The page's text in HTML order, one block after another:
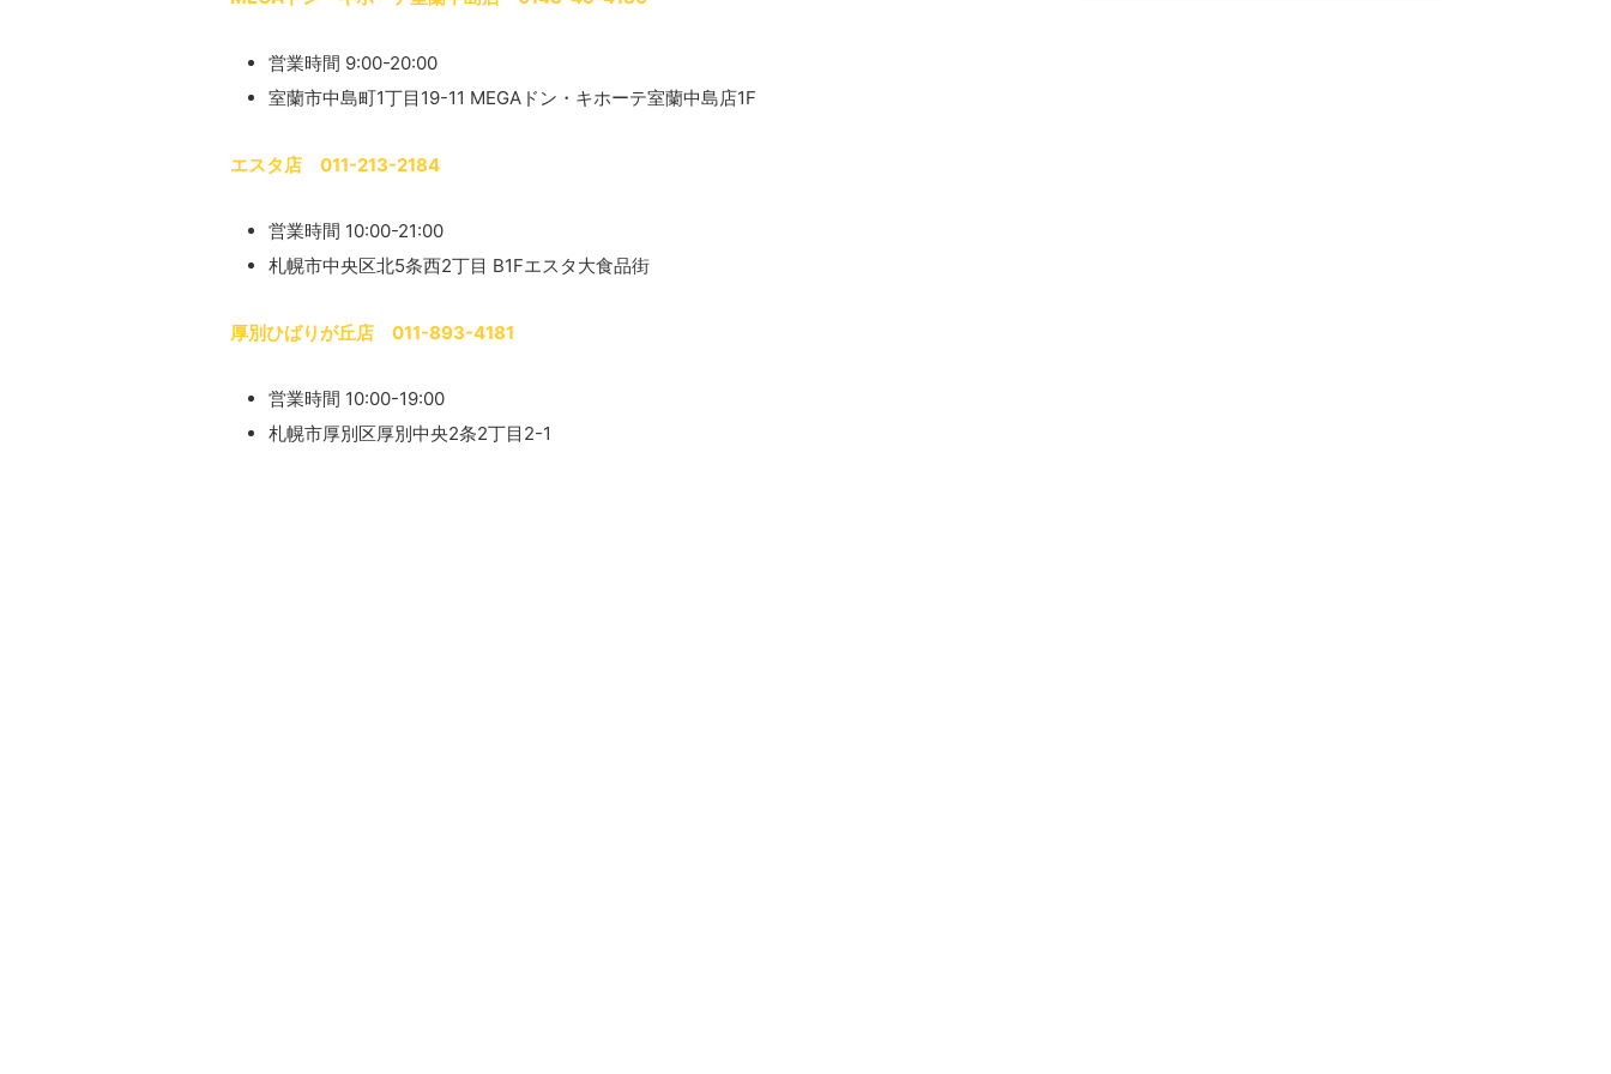
営業時間 9:00-20:00
室蘭市中島町1丁目19-11 MEGAドン・キホーテ室蘭中島店1F
エスタ店 011-213-2184
営業時間 10:00-21:00
札幌市中央区北5条西2丁目 B1Fエスタ大食品街
厚別ひばりが丘店 011-893-4181
営業時間 10:00-19:00
札幌市厚別区厚別中央2条2丁目2-1